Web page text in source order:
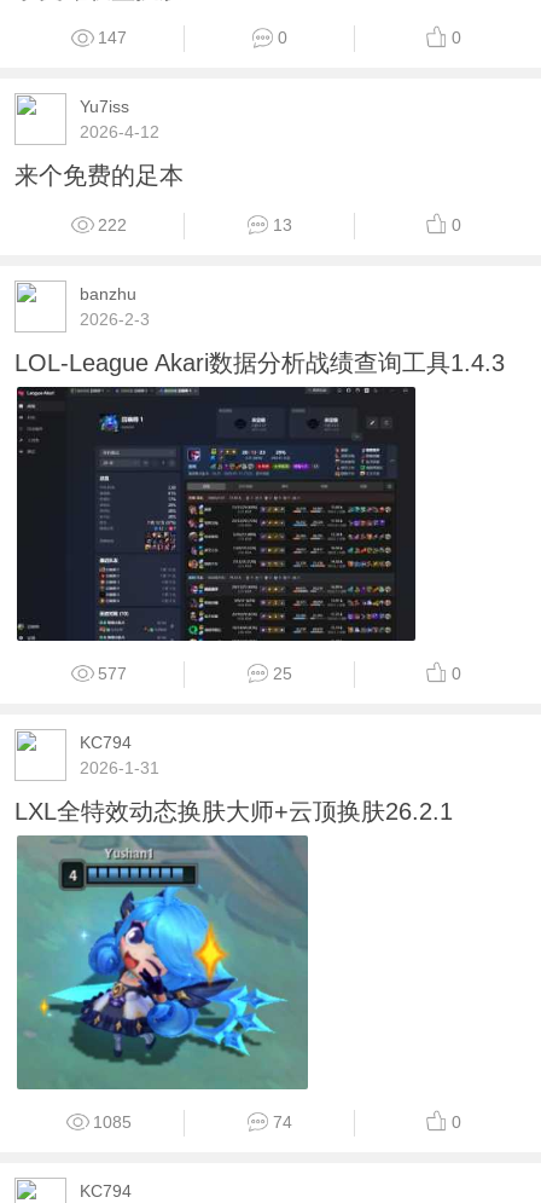
147 0 0
Yu7iss
2026-4-12
来个免费的足本
222 13 0
banzhu
2026-2-3
LOL-League Akari数据分析战绩查询工具1.4.3
577 25 0
KC794
2026-1-31
LXL全特效动态换肤大师+云顶换肤26.2.1
1085 74 0
KC794